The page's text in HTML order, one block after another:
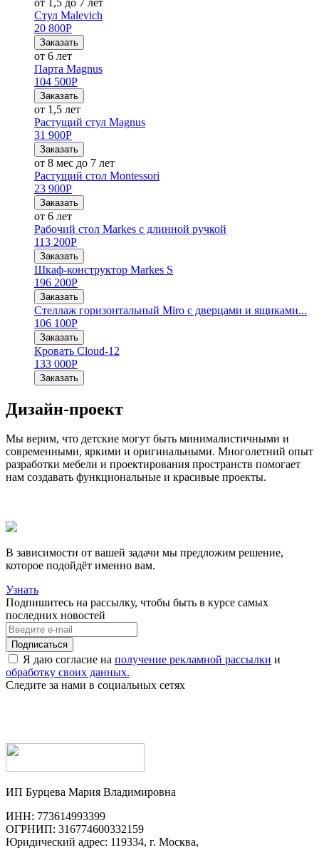
Стул Malevich
20 800Р
Заказать
от 6 лет
Парта Magnus
104 500Р
Заказать
от 1,5 лет
Растущий стул Magnus
31 900Р
Заказать
от 8 мес до 7 лет
Растущий стол Montessori
23 900Р
Заказать
от 6 лет
Рабочий стол Markes с длинной ручкой
113 200Р
Заказать
Шкаф-конструктор Markes S
196 200Р
Заказать
Стеллаж горизонтальный Miro с дверцами и ящиками...
106 100Р
Заказать
Кровать Cloud-12
133 000Р
Заказать
Дизайн-проект
Мы верим, что детские могут быть минималистичными и
современными, яркими и оригинальными. Многолетний опыт
разработки мебели и проектирования пространств помогает
нам создавать функциональные и красивые проекты.
В зависимости от вашей задачи мы предложим решение,
которое подойдёт именно вам.
Узнать
Подпишитесь на рассылку, чтобы быть в курсе самых
последних новостей
Я даю согласие на получение рекламной рассылки и
обработку своих данных.
Следите за нами в социальных сетях
ИП Бурцева Мария Владимировна
ИНН: 773614993399
ОГРНИП: 316774600332159
Юридический адрес: 119334, г. Москва,